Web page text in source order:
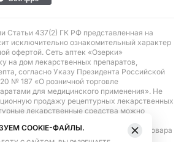
Статьи 437(2) ГК РФ представленная на
исключительно ознакомительный характер
офертой. Сеть аптек «Озерки»
на дом лекарственных препаратов,
согласно Указу Президента Российской
№ 187 «О розничной торговле
для медицинского применения». Не
продажу рецептурных лекарственных
лекарственные средства можно
самовывоза в аптеке при
выписанного врачом. Бронирование товара
последующего выкупа заказа в
COOKIE-ФАЙЛЫ.